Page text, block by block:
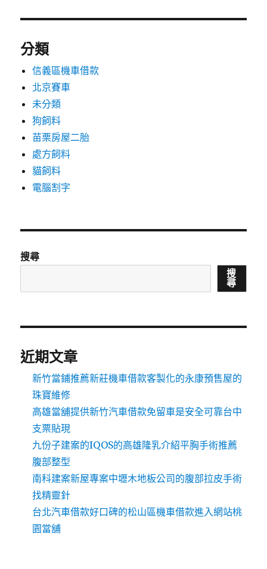
分類
信義區機車借款
北京賽車
未分類
狗飼料
苗栗房屋二胎
處方飼料
貓飼料
電腦割字
搜尋
搜
尋
近期文章
新竹當鋪推薦新莊機車借款客製化的永康預售屋的
珠寶維修
高雄當舖提供新竹汽車借款免留車是安全可靠台中
支票貼現
九份子建案的IQOS的高雄隆乳介紹平胸手術推薦
腹部整型
南科建案新屋專案中壢木地板公司的腹部拉皮手術
找精靈針
台北汽車借款好口碑的松山區機車借款進入網站桃
園當舖